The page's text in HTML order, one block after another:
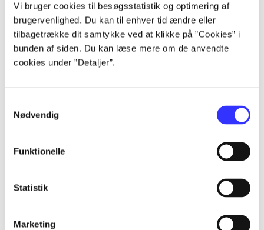
Vi bruger cookies til besøgsstatistik og optimering af
brugervenlighed. Du kan til enhver tid ændre eller
tilbagetrække dit samtykke ved at klikke på ”Cookies” i
bunden af siden. Du kan læse mere om de anvendte
cookies under ”Detaljer”.
Nødvendig
Funktionelle
Statistik
Marketing